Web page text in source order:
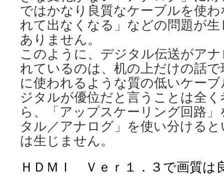
ではかなり良質なケーブルを使
れて出なくなる」などの問題が
ありません。
このように、デジタル伝送がア
れているのは、机の上だけの話
に使われるような質の低いケー
ジタルが優位だと言うことは全
ら、「アップスケーリング回路
タル／アナログ」を使い分ける
は生じません。
ＨＤＭＩ Ｖｅｒ１．３で画質は